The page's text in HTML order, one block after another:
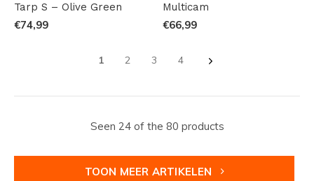
Tarp S – Olive Green
€74,99
Multicam
€66,99
1 2 3 4
Seen 24 of the 80 products
TOON MEER ARTIKELEN